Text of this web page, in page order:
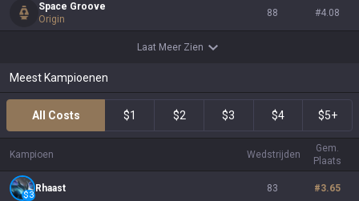
Space Groove
Origin
88 #4.08
Laat Meer Zien
Meest Kampioenen
All Costs $1 $2 $3 $4 $5+
Kampioen Wedstrijden
Gem.
Plaats
$3
Rhaast 83 #3.65